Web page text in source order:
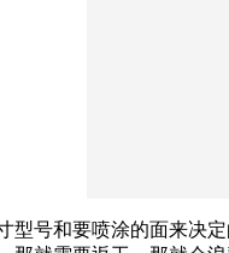
型号和要喷涂的面来决